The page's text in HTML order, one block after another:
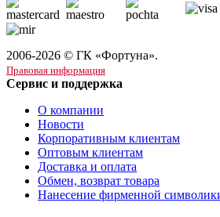
2006-2026 © ГК «Фортуна».
Правовая информация
Сервис и поддержка
О компании
Новости
Корпоративным клиентам
Оптовым клиентам
Доставка и оплата
Обмен, возврат товара
Нанесение фирменной